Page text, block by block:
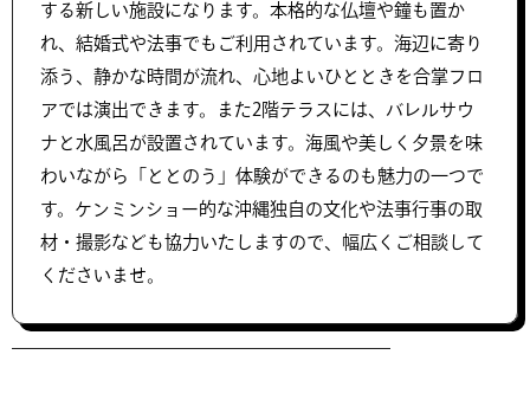
する新しい施設になります。本格的な仏壇や鐘も置か
れ、結婚式や法事でもご利用されています。海辺に寄り
添う、静かな時間が流れ、心地よいひとときを合掌フロ
アでは演出できます。また2階テラスには、バレルサウ
ナと水風呂が設置されています。海風や美しく夕景を味
わいながら「ととのう」体験ができるのも魅力の一つで
す。ケンミンショー的な沖縄独自の文化や法事行事の取
材・撮影なども協力いたしますので、幅広くご相談して
くださいませ。